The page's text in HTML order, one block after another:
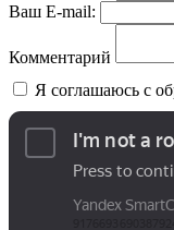
Ваш E-mail:
Комментарий
Я соглашаюсь с